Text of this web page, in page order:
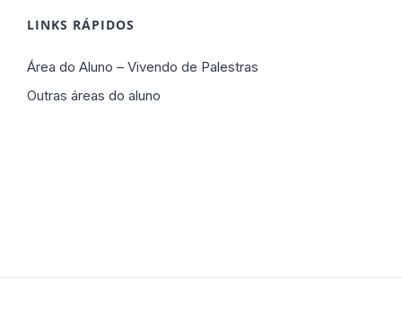
LINKS RÁPIDOS
Área do Aluno – Vivendo de Palestras
Outras áreas do aluno